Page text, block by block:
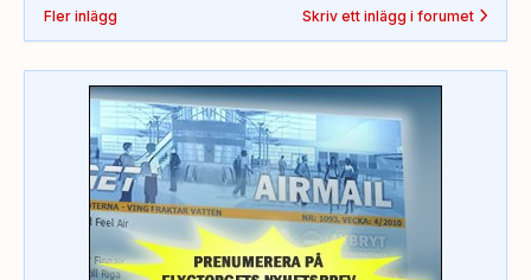
Fler inlägg Skriv ett inlägg i forumet